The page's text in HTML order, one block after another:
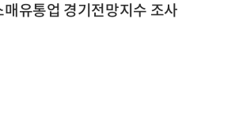
유통업 경기전망지수 조사